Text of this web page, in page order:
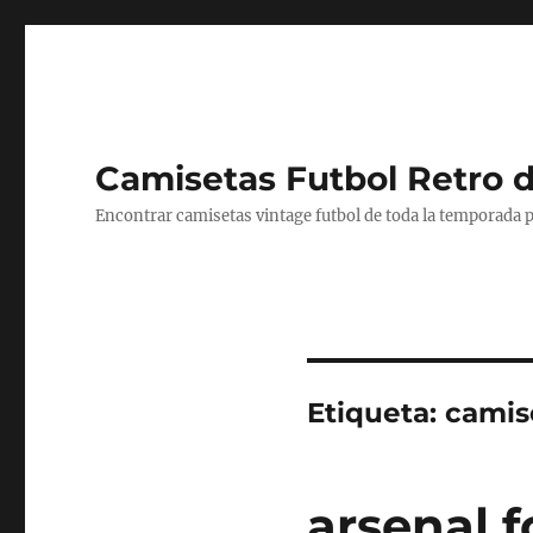
Camisetas Futbol Retro
Encontrar camisetas vintage futbol de toda la temporada
Etiqueta: